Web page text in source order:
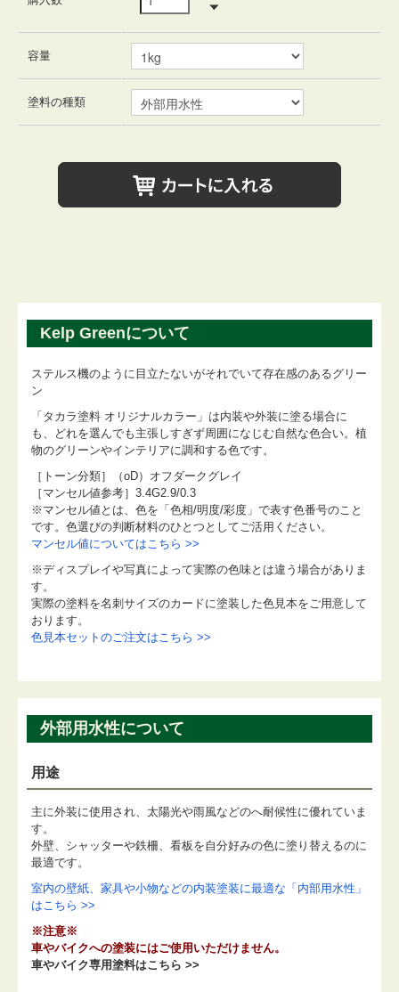
容量
塗料の種類
Kelp Greenについて
ステルス機のように目立たないがそれでいて存在感のあるグリー
ン
「タカラ塗料 オリジナルカラー」は内装や外装に塗る場合に
も、どれを選んでも主張しすぎず周囲になじむ自然な色合い。植
物のグリーンやインテリアに調和する色です。
［トーン分類］（oD）オフダークグレイ
［マンセル値参考］3.4G2.9/0.3
※マンセル値とは、色を「色相/明度/彩度」で表す色番号のこと
です。色選びの判断材料のひとつとしてご活用ください。
マンセル値についてはこちら >>
※ディスプレイや写真によって実際の色味とは違う場合がありま
す。
実際の塗料を名刺サイズのカードに塗装した色見本をご用意して
おります。
色見本セットのご注文はこちら >>
外部用水性について
用途
主に外装に使用され、太陽光や雨風などのへ耐候性に優れていま
す。
外壁、シャッターや鉄柵、看板を自分好みの色に塗り替えるのに
最適です。
室内の壁紙、家具や小物などの内装塗装に最適な「内部用水性」
はこちら >>
※注意※
車やバイクへの塗装にはご使用いただけません。
車やバイク専用塗料はこちら >>